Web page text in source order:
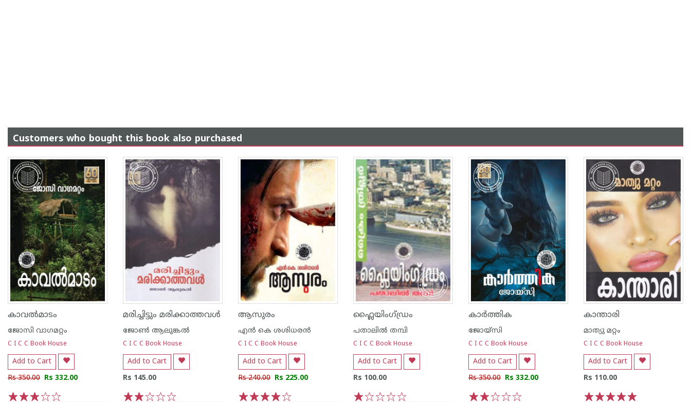
Customers who bought this book also purchased
കാവല്‍മാടം
ജോസി വാഗമറ്റം
C I C C Book House
Add to Cart
Rs 350.00 Rs 332.00
മരിച്ചിട്ടും മരിക്കാത്തവള്‍
ജോണ്‍‌ ആലുങ്കല്‍‌
C I C C Book House
Add to Cart
Rs 145.00
ആസുരം
എന്‍ കെ ശശിധരന്‍
C I C C Book House
Add to Cart
Rs 240.00 Rs 225.00
ഫ്ലൈയിംഗ്‌ഡ്രം
പതാലില്‍ തമ്പി
C I C C Book House
Add to Cart
Rs 100.00
കാര്‍ത്തിക
ജോയ്‌സി
C I C C Book House
Add to Cart
Rs 350.00 Rs 332.00
കാന്താരി
മാത്യു മറ്റം
C I C C Book House
Add to Cart
Rs 110.00